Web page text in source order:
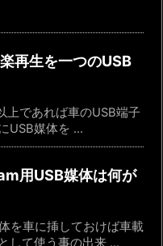
再生を一つのUSB
上であれば車のUSB端子
USB媒体を ...
用USB媒体は何が
を車に挿しておけば車載